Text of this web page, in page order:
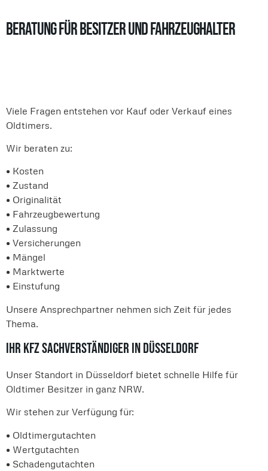
Beratung für Besitzer und Fahrzeughalter
Viele Fragen entstehen vor Kauf oder Verkauf eines
Oldtimers.
Wir beraten zu:
• Kosten
• Zustand
• Originalität
• Fahrzeugbewertung
• Zulassung
• Versicherungen
• Mängel
• Marktwerte
• Einstufung
Unsere Ansprechpartner nehmen sich Zeit für jedes
Thema.
Ihr Kfz Sachverständiger in Düsseldorf
Unser Standort in Düsseldorf bietet schnelle Hilfe für
Oldtimer Besitzer in ganz NRW.
Wir stehen zur Verfügung für:
• Oldtimergutachten
• Wertgutachten
• Schadengutachten